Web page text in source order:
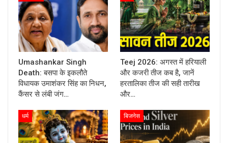
Umashankar Singh
Death: बसपा के इकलौते
विधायक उमाशंकर सिंह का निधन,
कैंसर से लंबी जंग…
Teej 2026: अगस्त में हरियाली
और कजरी तीज कब है, जानें
हरतालिका तीज की सही तारीख
और…
धर्म बिजनेस